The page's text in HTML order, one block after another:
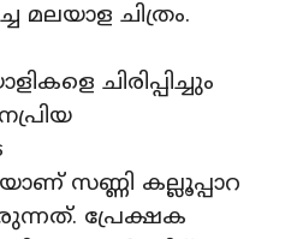
മലയാള ചിത്രം.
ചിരിപ്പിച്ചും
സണ്ണി കല്ലൂപ്പാറ
പ്രേക്ഷക